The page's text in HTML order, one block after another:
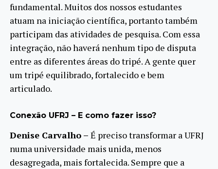
fundamental. Muitos dos nossos estudantes
atuam na iniciação científica, portanto também
participam das atividades de pesquisa. Com essa
integração, não haverá nenhum tipo de disputa
entre as diferentes áreas do tripé. A gente quer
um tripé equilibrado, fortalecido e bem
articulado.
Conexão UFRJ – E como fazer isso?
Denise Carvalho – É preciso transformar a UFRJ
numa universidade mais unida, menos
desagregada, mais fortalecida. Sempre que a